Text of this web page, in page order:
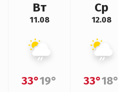
Вт
11.08
33°19°
Ср
12.08
33°18°